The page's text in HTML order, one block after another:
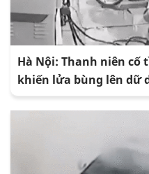
Hà Nội: Thanh niên
khiến lửa bùng lên dữ